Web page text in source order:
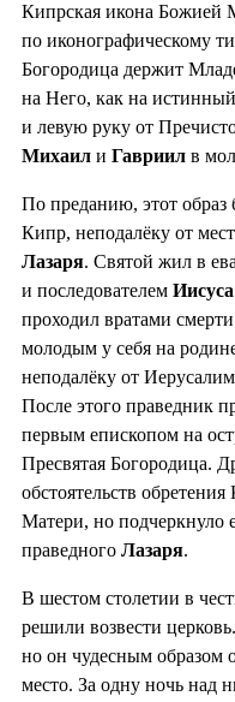
Кипрская икона Божией
по иконографическому
Богородица держит
на Него, как на
и левую руку от
Михаил и Гавриил в
По преданию, этот образ
Кипр, неподалёку от
Лазаря. Святой жил в
и последователем
проходил вратами
молодым у себя на
неподалёку от
После этого праведник
первым епископом на
Пресвятая Богородица.
обстоятельств
Матери, но подчеркнуло
праведного Лазаря.
В шестом столетии в
решили возвести
но он чудесным образом
место. За одну ночь над